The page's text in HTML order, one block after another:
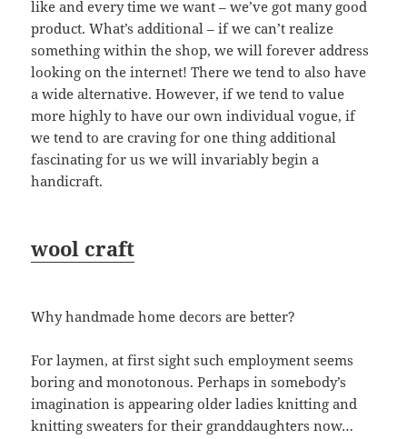
like and every time we want – we’ve got many good
product. What’s additional – if we can’t realize
something within the shop, we will forever address
looking on the internet! There we tend to also have
a wide alternative. However, if we tend to value
more highly to have our own individual vogue, if
we tend to are craving for one thing additional
fascinating for us we will invariably begin a
handicraft.
wool craft
Why handmade home decors are better?
For laymen, at first sight such employment seems
boring and monotonous. Perhaps in somebody’s
imagination is appearing older ladies knitting and
knitting sweaters for their granddaughters now…